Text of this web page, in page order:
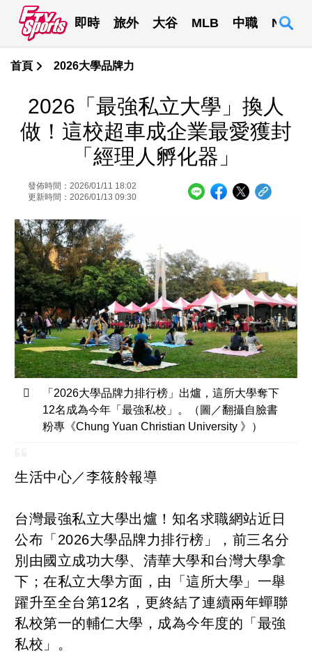
即時 旅外 大谷 MLB 中職 NBA
首頁 2026大學品牌力
2026「最強私立大學」換人
做！這校超車成企業最愛獲封
「經理人孵化器」
發佈時間：2026/01/11 18:02
更新時間：2026/01/13 09:30
「2026大學品牌力排行榜」出爐，這所大學奪下
12名成為今年「最強私校」。（圖／翻攝自臉書
粉專《Chung Yuan Christian University 》）
生活中心／李筱舲報導
台灣最強私立大學出爐！知名求職網站近日
公布「2026大學品牌力排行榜」，前三名分
別由國立成功大學、清華大學和台灣大學拿
下；在私立大學方面，由「這所大學」一舉
躍升至全台第12名，更終結了連續兩年蟬聯
私校第一的輔仁大學，成為今年度的「最強
私校」。